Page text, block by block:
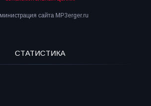
сайта MP3erger.ru
СТАТИСТИКА